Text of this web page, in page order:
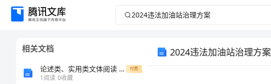
2024
相关文档
论述类、实用类文体阅读 (人教版高三备课资料) 付费
1阅读 0收藏
2024违法加油站治理方案